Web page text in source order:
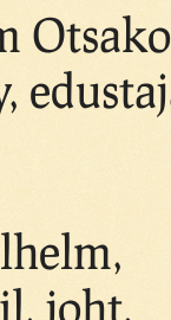
joht.